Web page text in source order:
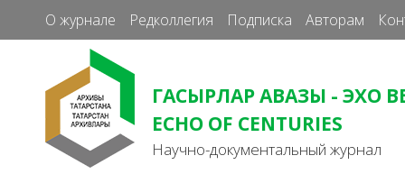
О журнале Редколлегия Подписка Авторам
ГАСЫРЛАР АВАЗЫ - ЭХО
ECHO OF CENTURIES
Научно-документальный журнал